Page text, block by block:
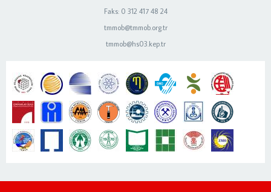
Faks: 0 312 417 48 24
tmmob@tmmob.org.tr
tmmob@hs03.kep.tr